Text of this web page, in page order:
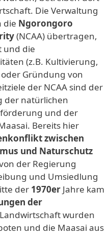
Die Verwaltung
die Ngorongoro
(NCAA) übertragen,
und die
(z.B. Kultivierung,
Gründung von
der NCAA sind der
der natürlichen
und der
Bereits hier
zwischen
und Naturschutz
der Regierung
und Umsiedlung
der 1970er Jahre kam
der
wurden
und die Maasai aus